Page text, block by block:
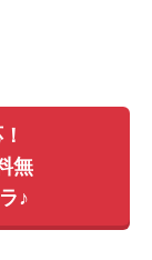
無
♪